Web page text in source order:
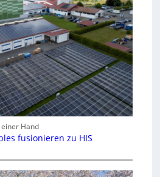
Hand
fusionieren zu HIS